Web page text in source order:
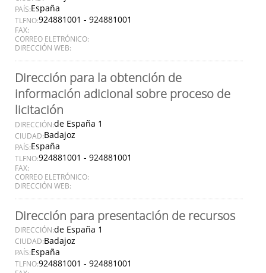
PAÍS:España
TLFNO:924881001 - 924881001
FAX:
CORREO ELETRÓNICO:
DIRECCIÓN WEB:
Dirección para la obtención de
información adicional sobre proceso de
licitación
DIRECCIÓN:de España 1
CIUDAD:Badajoz
PAÍS:España
TLFNO:924881001 - 924881001
FAX:
CORREO ELETRÓNICO:
DIRECCIÓN WEB:
Dirección para presentación de recursos
DIRECCIÓN:de España 1
CIUDAD:Badajoz
PAÍS:España
TLFNO:924881001 - 924881001